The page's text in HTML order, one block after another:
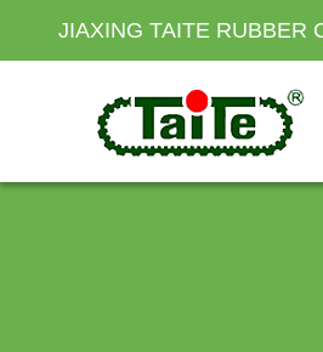
JIAXING TAITE RUBBER